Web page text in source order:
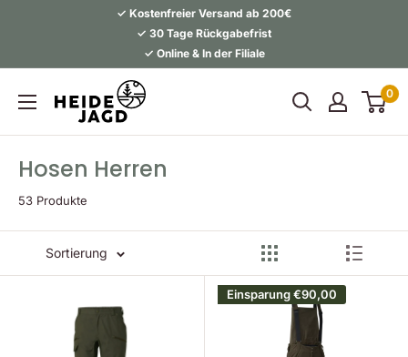
✓ Kostenfreier Versand ab 200€
✓ 30 Tage Rückgabefrist
✓ Online & In der Filiale
0
Hosen Herren
53 Produkte
Sortierung
Einsparung€90,00